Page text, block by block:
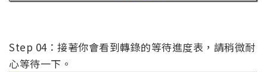
Step 04：接著你會看到轉錄的等待進度表，請稍微耐
心等待一下。